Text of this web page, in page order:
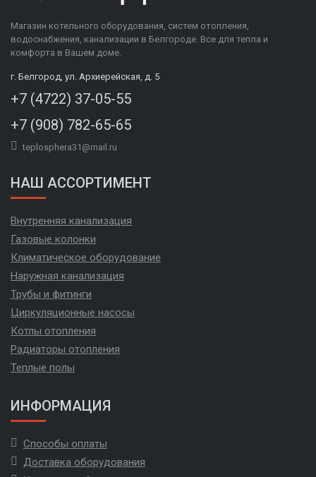
Магазин котельного оборудования, систем отопления,
водоснабжения, канализации в Белгороде. Все для тепла и
комфорта в Вашем доме.
г. Белгород, ул. Архиерейская, д. 5
+7 (4722) 37-05-55
+7 (908) 782-65-65
teplosphera31@mail.ru
НАШ АССОРТИМЕНТ
Внутренняя канализация
Газовые колонки
Климатическое оборудование
Наружная канализация
Трубы и фитинги
Циркуляционные насосы
Котлы отопления
Радиаторы отопления
Теплые полы
ИНФОРМАЦИЯ
Способы оплаты
Доставка оборудования